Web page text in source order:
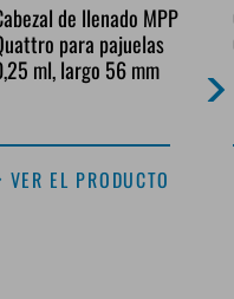
de llenado MPP
para pajuelas
ml, largo 56 mm
VER EL PRODUCTO